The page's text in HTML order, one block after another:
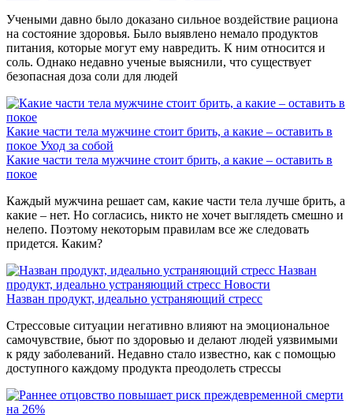
Учеными давно было доказано сильное воздействие рациона
на состояние здоровья. Было выявлено немало продуктов
питания, которые могут ему навредить. К ним относится и
соль. Однако недавно ученые выяснили, что существует
безопасная доза соли для людей
Какие части тела мужчине стоит брить, а какие – оставить в
покое Уход за собой
Какие части тела мужчине стоит брить, а какие – оставить в
покое
Каждый мужчина решает сам, какие части тела лучше брить, а
какие – нет. Но согласись, никто не хочет выглядеть смешно и
нелепо. Поэтому некоторым правилам все же следовать
придется. Каким?
Назван
продукт, идеально устраняющий стресс Новости
Назван продукт, идеально устраняющий стресс
Стрессовые ситуации негативно влияют на эмоциональное
самочувствие, бьют по здоровью и делают людей уязвимыми
к ряду заболеваний. Недавно стало известно, как с помощью
доступного каждому продукта преодолеть стрессы